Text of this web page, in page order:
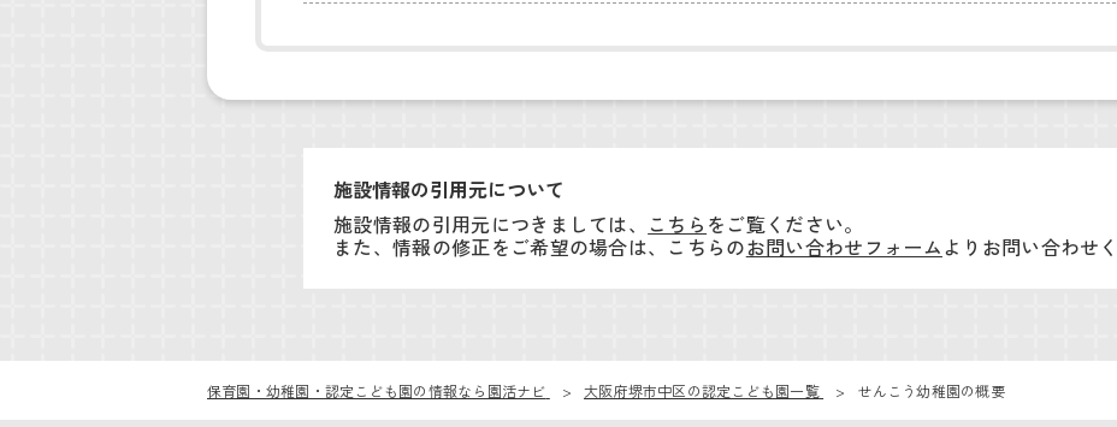
施設情報の引用元について
施設情報の引用元につきましては、 こちら をご覧ください。
また、情報の修正をご希望の場合は、こちらのお問い合わせフォームよりお問い合わせ
保育園・幼稚園・認定こども園の情報なら園活ナビ 大阪府堺市中区の認定こども園一覧 せんこう幼稚園の概要